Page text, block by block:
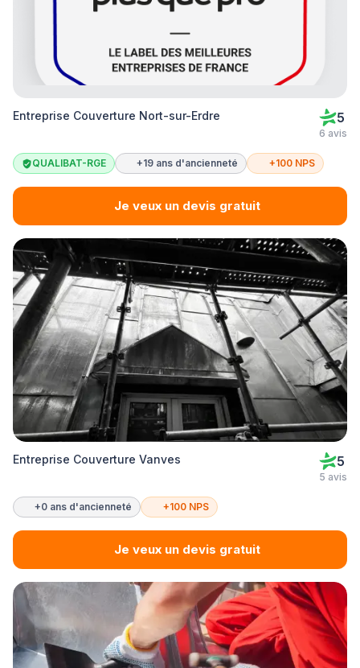
Entreprise Couverture Nort-sur-Erdre 5
6 avis
QUALIBAT-RGE +19 ans d'ancienneté +100 NPS
Je veux un devis gratuit
Entreprise Couverture Vanves 5
5 avis
+0 ans d'ancienneté +100 NPS
Je veux un devis gratuit